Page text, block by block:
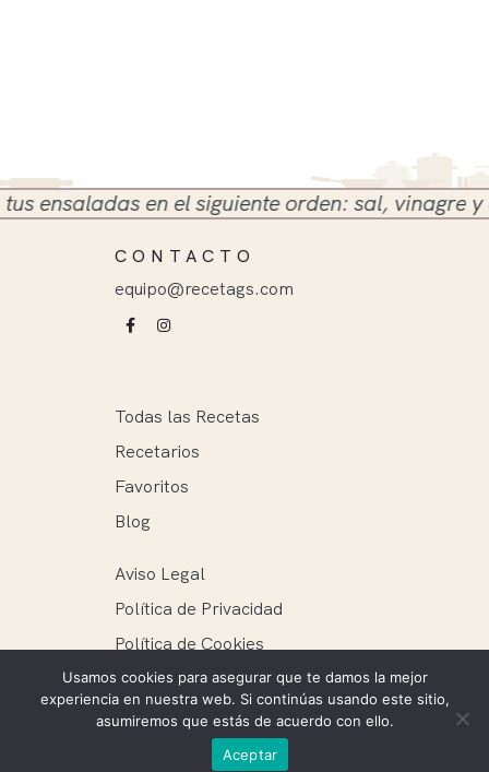
en el siguiente orden: sal, vinagre y
CONTACTO
equipo@recetags.com
Todas las Recetas
Recetarios
Favoritos
Blog
Aviso Legal
Política de Privacidad
Política de Cookies
Recetags ® 2025. Todos los derechos reservados.
Mantenimiento web: Ellie Miguel
Usamos cookies para asegurar que te damos la mejor
experiencia en nuestra web. Si continúas usando este sitio,
asumiremos que estás de acuerdo con ello.
Aceptar